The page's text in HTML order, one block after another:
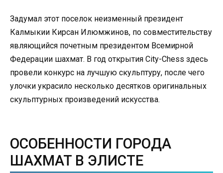
Задумал этот поселок неизменный президент
Калмыкии Кирсан Илюмжинов, по совместительству
являющийся почетным президентом Всемирной
Федерации шахмат. В год открытия City-Chess здесь
провели конкурс на лучшую скульптуру, после чего
улочки украсило несколько десятков оригинальных
скульптурных произведений искусства.
ОСОБЕННОСТИ ГОРОДА
ШАХМАТ В ЭЛИСТЕ